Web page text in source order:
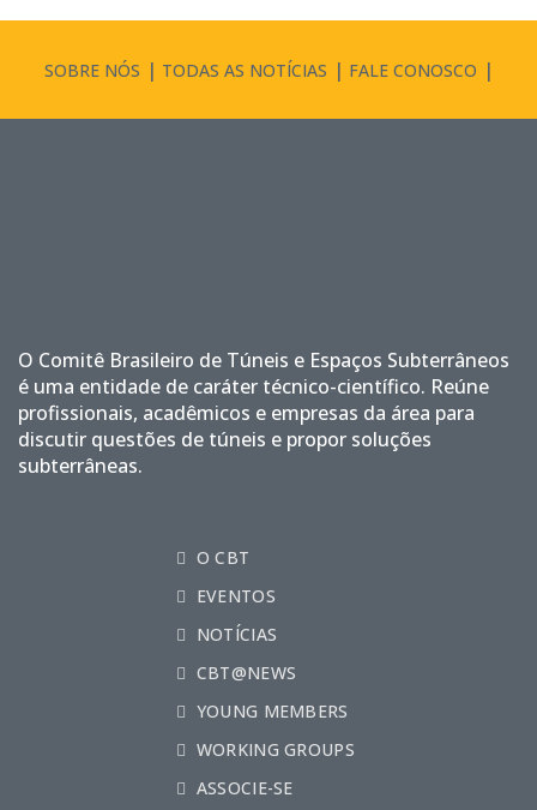
SOBRE NÓS TODAS AS NOTÍCIAS FALE CONOSCO
O Comitê Brasileiro de Túneis e Espaços Subterrâneos
é uma entidade de caráter técnico-científico. Reúne
profissionais, acadêmicos e empresas da área para
discutir questões de túneis e propor soluções
subterrâneas.
O CBT
EVENTOS
NOTÍCIAS
CBT@NEWS
YOUNG MEMBERS
WORKING GROUPS
ASSOCIE-SE